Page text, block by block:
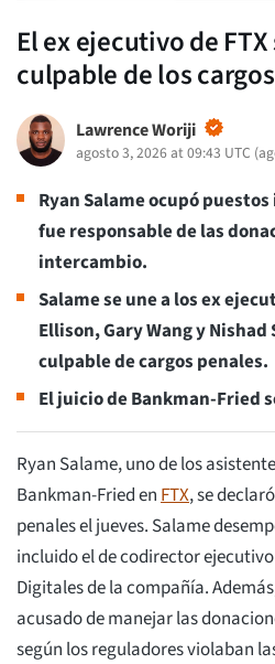
El ex ejecutivo de
culpable de los cargos
Lawrence Woriji
agosto 3, 2026 at 09:43 UTC (
Ryan Salame ocupó
fue responsable de las
intercambio.
Salame se une a los ex
Ellison, Gary Wang y
culpable de cargos penales.
El juicio de Bankman-Fried
Ryan Salame, uno de los
Bankman-Fried en FTX, se
penales el jueves. Salame
incluido el de codirector
Digitales de la compañía.
acusado de manejar las
según los reguladores violaban